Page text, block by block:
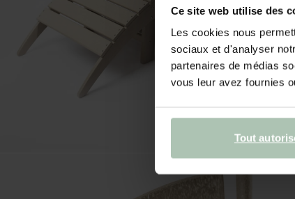
Ce site web utilise des
Les cookies nous
sociaux et d'analyser
partenaires de médias
vous leur avez fournies
Tout